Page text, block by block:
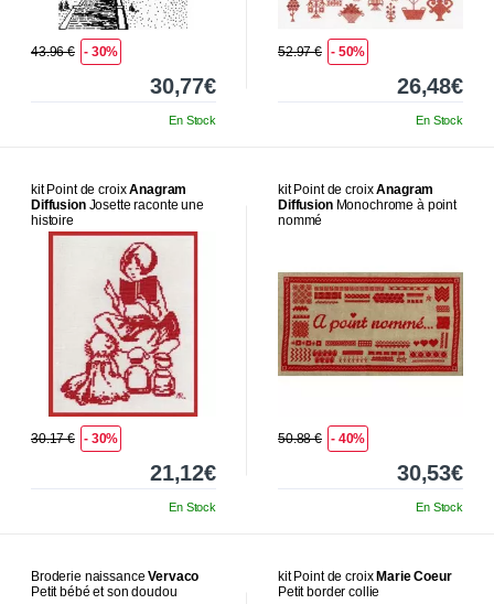
43.96 € - 30%
30,77€
En Stock
52.97 € - 50%
26,48€
En Stock
kit Point de croixAnagram
DiffusionJosette raconte une
histoire
30.17 € - 30%
21,12€
En Stock
kit Point de croixAnagram
DiffusionMonochrome à point
nommé
50.88 € - 40%
30,53€
En Stock
Broderie naissanceVervaco
Petit bébé et son doudou
kit Point de croix Marie Coeur
Petit border collie